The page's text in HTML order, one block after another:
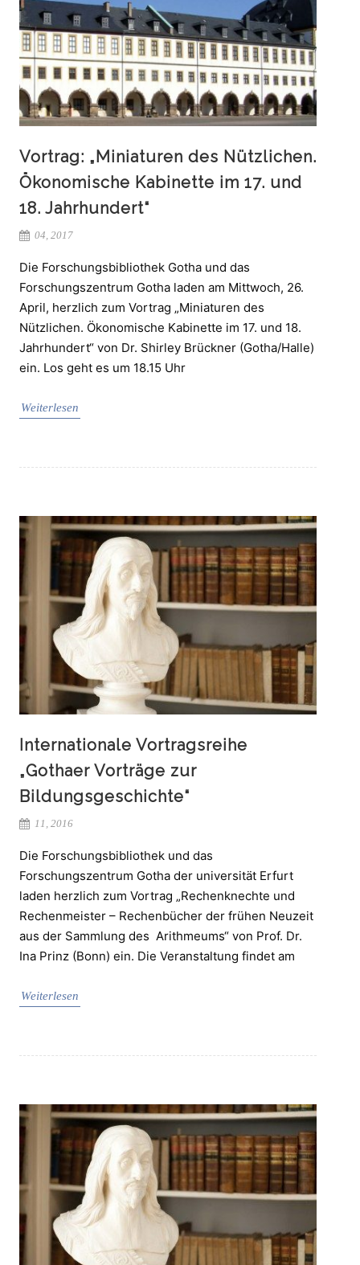
Vortrag: „Miniaturen des Nützlichen.
Ökonomische Kabinette im 17. und
18. Jahrhundert“
04, 2017
Die Forschungsbibliothek Gotha und das
Forschungszentrum Gotha laden am Mittwoch, 26.
April, herzlich zum Vortrag „Miniaturen des
Nützlichen. Ökonomische Kabinette im 17. und 18.
Jahrhundert“ von Dr. Shirley Brückner (Gotha/Halle)
ein. Los geht es um 18.15 Uhr
Weiterlesen
Internationale Vortragsreihe
„Gothaer Vorträge zur
Bildungsgeschichte“
11, 2016
Die Forschungsbibliothek und das
Forschungszentrum Gotha der universität Erfurt
laden herzlich zum Vortrag „Rechenknechte und
Rechenmeister – Rechenbücher der frühen Neuzeit
aus der Sammlung des Arithmeums“ von Prof. Dr.
Ina Prinz (Bonn) ein. Die Veranstaltung findet am
Weiterlesen